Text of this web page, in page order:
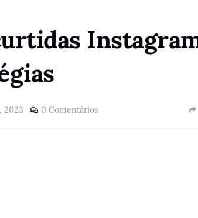
2023 0 Comentários